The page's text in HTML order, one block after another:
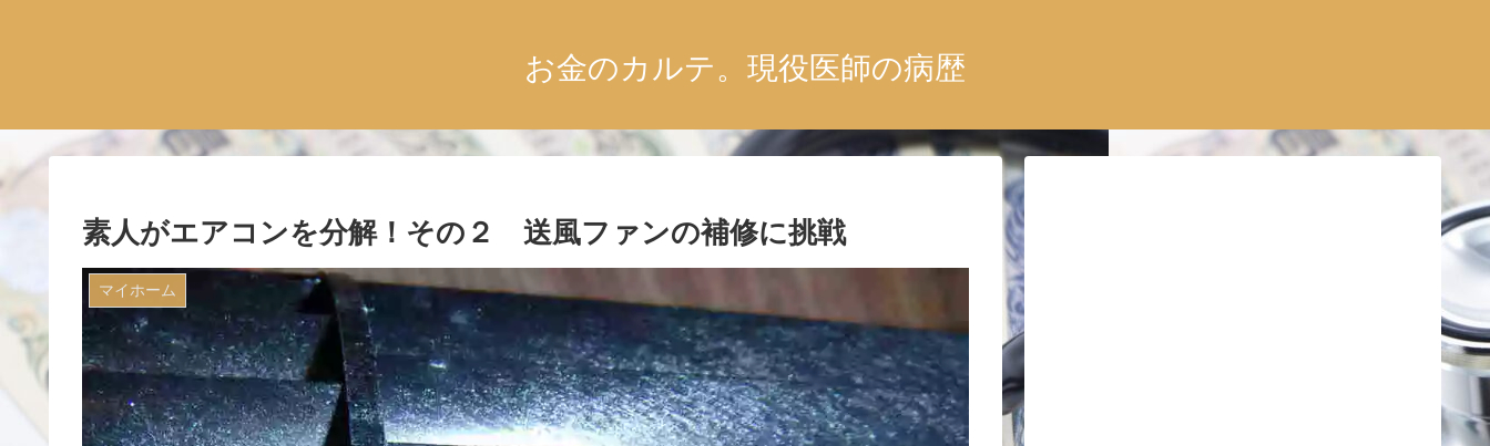
お金のカルテ。現役医師の病歴
素人がエアコンを分解！その２ 送風ファンの補修に挑戦
マイホーム